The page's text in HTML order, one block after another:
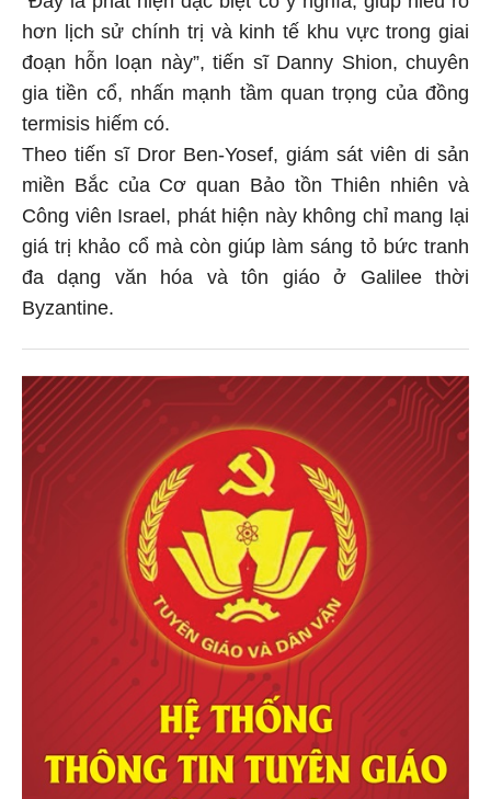
hơn lịch sử chính trị và kinh tế khu vực trong giai
đoạn hỗn loạn này”, tiến sĩ Danny Shion, chuyên
gia tiền cổ, nhấn mạnh tầm quan trọng của đồng
termisis hiếm có.
Theo tiến sĩ Dror Ben-Yosef, giám sát viên di sản
miền Bắc của Cơ quan Bảo tồn Thiên nhiên và
Công viên Israel, phát hiện này không chỉ mang lại
giá trị khảo cổ mà còn giúp làm sáng tỏ bức tranh
đa dạng văn hóa và tôn giáo ở Galilee thời
Byzantine.